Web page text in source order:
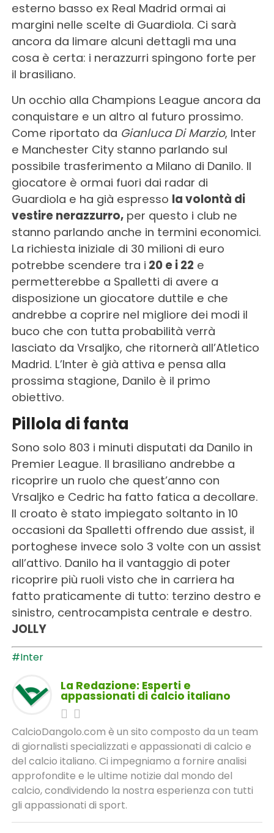
esterno basso ex Real Madrid ormai ai
margini nelle scelte di Guardiola. Ci sarà
ancora da limare alcuni dettagli ma una
cosa è certa: i nerazzurri spingono forte per
il brasiliano.
Un occhio alla Champions League ancora da
conquistare e un altro al futuro prossimo.
Come riportato da Gianluca Di Marzio, Inter
e Manchester City stanno parlando sul
possibile trasferimento a Milano di Danilo. Il
giocatore è ormai fuori dai radar di
Guardiola e ha già espresso la volontà di
vestire nerazzurro,per questo i club ne
stanno parlando anche in termini economici.
La richiesta iniziale di 30 milioni di euro
potrebbe scendere tra i 20 e i 22 e
permetterebbe a Spalletti di avere a
disposizione un giocatore duttile e che
andrebbe a coprire nel migliore dei modi il
buco che con tutta probabilità verrà
lasciato da Vrsaljko, che ritornerà all’Atletico
Madrid. L’Inter è già attiva e pensa alla
prossima stagione, Danilo è il primo
obiettivo.
Pillola di fanta
Sono solo 803 i minuti disputati da Danilo in
Premier League. Il brasiliano andrebbe a
ricoprire un ruolo che quest’anno con
Vrsaljko e Cedric ha fatto fatica a decollare.
Il croato è stato impiegato soltanto in 10
occasioni da Spalletti offrendo due assist, il
portoghese invece solo 3 volte con un assist
all’attivo. Danilo ha il vantaggio di poter
ricoprire più ruoli visto che in carriera ha
fatto praticamente di tutto: terzino destro e
sinistro, centrocampista centrale e destro.
JOLLY
#Inter
La Redazione: Esperti e
appassionati di calcio italiano
CalcioDangolo.com è un sito composto da un team
di giornalisti specializzati e appassionati di calcio e
del calcio italiano. Ci impegniamo a fornire analisi
approfondite e le ultime notizie dal mondo del
calcio, condividendo la nostra esperienza con tutti
gli appassionati di sport.